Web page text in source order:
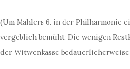
(Um Mahlers 6. in der Philharmonie
vergeblich bemüht: Die wenigen
der Witwenkasse